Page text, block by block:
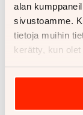
alan
sivustoamme.
tietoja muihin
kerätty, kun
Katso